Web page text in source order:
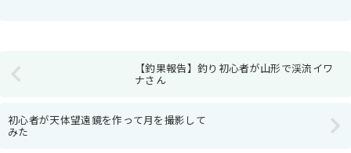
【釣果報告】釣り初心者が山形で渓流イワ
ナさん
初心者が天体望遠鏡を作って月を撮影して
みた